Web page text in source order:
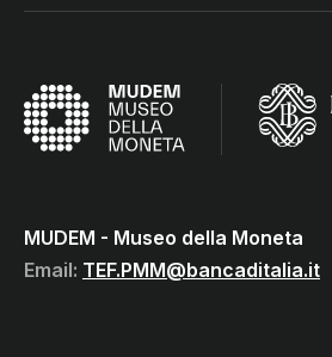
MUDEM - Museo
MUDEM - Museo della Moneta
Email: TEF.PMM@bancaditalia.it